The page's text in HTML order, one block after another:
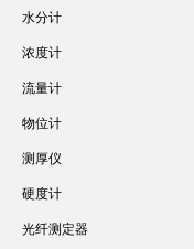
水分计
浓度计
流量计
物位计
测厚仪
硬度计
光纤测定器